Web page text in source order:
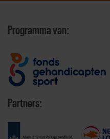
Programma van:
Partners: